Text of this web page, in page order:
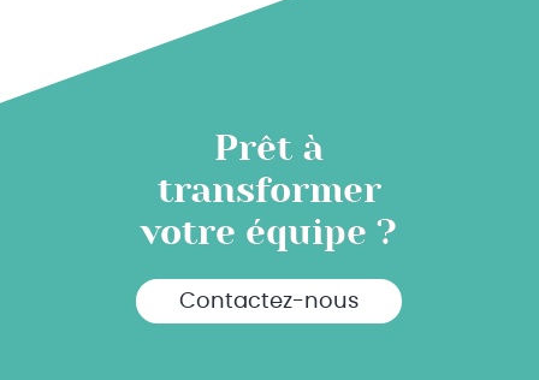
Prêt à
transformer
votre équipe ?
Contactez-nous